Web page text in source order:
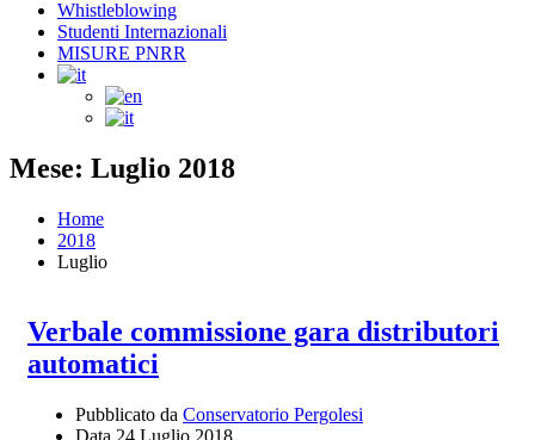
Whistleblowing
Studenti Internazionali
MISURE PNRR
Mese: Luglio 2018
Home
2018
Luglio
Verbale commissione gara distributori
automatici
Pubblicato da Conservatorio Pergolesi
Data 24 Luglio 2018